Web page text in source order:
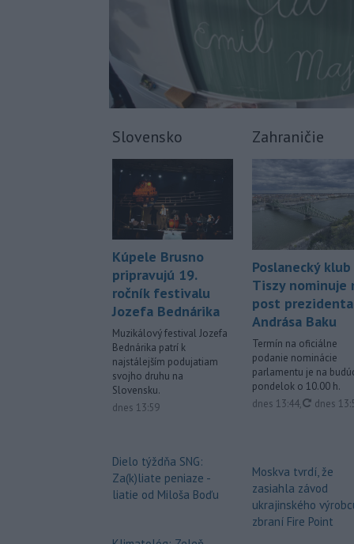
Slovensko
Kúpele Brusno
pripravujú 19.
ročník festivalu
Jozefa Bednárika
Muzikálový festival Jozefa
Bednárika patrí k
najstálejším podujatiam
svojho druhu na
Slovensku.
dnes 13:59
Dielo týždňa SNG:
Za(k)liate peniaze -
liatie od Miloša Boďu
Zahraničie
Poslanecký klub
Tiszy nominuje
post prezidenta
Andrása Baku
Termín na oficiálne
podanie nominácie
parlamentu je na
pondelok o 10.00 h.
dnes 13:44, dnes
Moskva tvrdí, že
zasiahla závod
ukrajinského
zbraní Fire Point